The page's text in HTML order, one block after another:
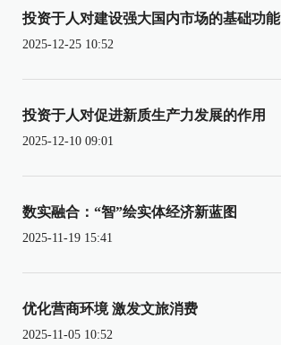
投资于人对建设强大国内市场的基础功能
2025-12-25 10:52
投资于人对促进新质生产力发展的作用
2025-12-10 09:01
数实融合：“智”绘实体经济新蓝图
2025-11-19 15:41
优化营商环境 激发文旅消费
2025-11-05 10:52